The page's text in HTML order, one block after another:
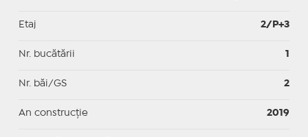
Etaj 2/P+3
Nr. bucătării 1
Nr. băi/GS 2
An construcție 2019